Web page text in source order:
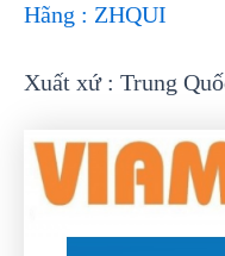
Hãng : ZHQUI
Xuất xứ : Trung